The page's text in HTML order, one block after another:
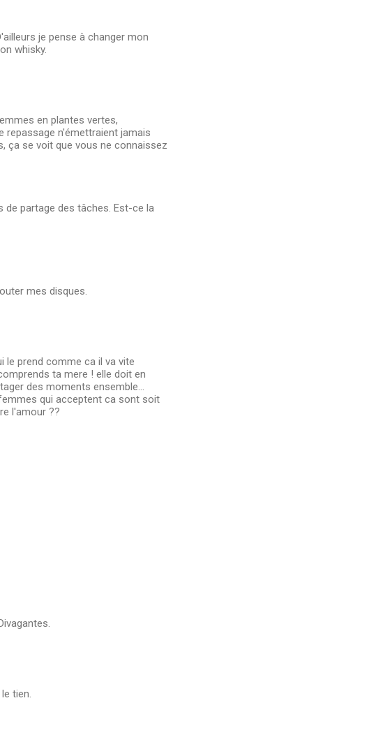
je pense à changer mon
whisky.
en plantes vertes,
repassage n'émettraient jamais
ça se voit que vous ne connaissez
de partage des tâches. Est-ce la
mes disques.
le prend comme ca il va vite
ta mere ! elle doit en
des moments ensemble...
qui acceptent ca sont soit
l'amour ??
tien.